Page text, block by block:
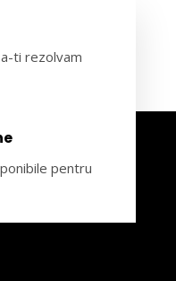
ti rezolvam
pentru